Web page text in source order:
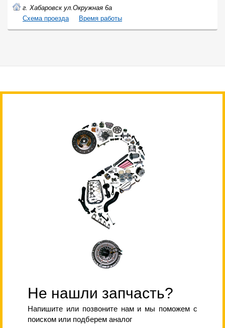
г. Хабаровск ул.Окружная 6а
Cхема проезда
Время работы
Не нашли запчасть?
Напишите или позвоните нам и мы поможем с
поиском или подберем аналог